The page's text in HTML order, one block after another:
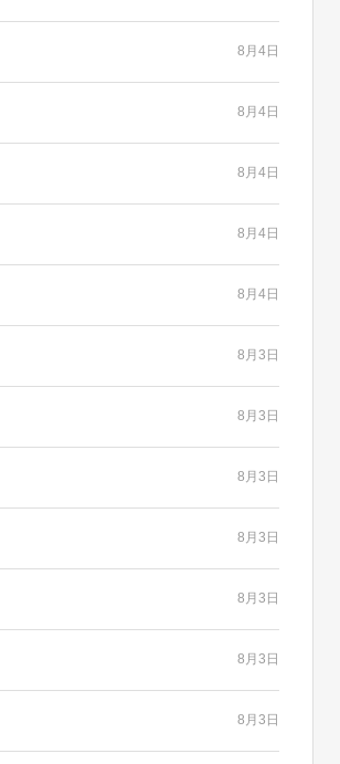
8月4日
8月4日
8月4日
8月4日
8月4日
8月3日
8月3日
8月3日
8月3日
8月3日
8月3日
8月3日